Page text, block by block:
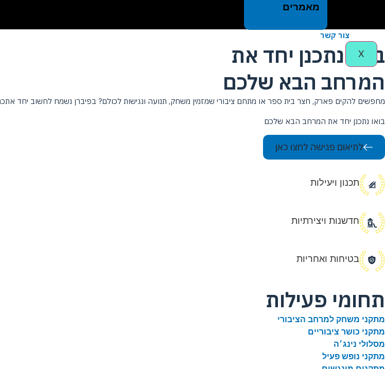
מאמרים
צור קשר
X
בואו נתכנן יחד את
המרחב הבא שלכם
מחפשים להקים פארק, חצר בית ספר או מתחם ציבורי שמזמין משחק, תנועה ונגישות לכולם? בפיברן נשמח לחשוב יחד
בואו נתכנן יחד את המרחב הבא שלכם
לתיאום פגישה לחצו כאן
תכנון ויעילות
חדשנות ויצירתיות
בטיחות ואחריות
תחומי פעילות
מתקני משחק למרחב הציבורי
מתקני כושר ציבוריים
מסלולי נינג׳ה
מתקני נופש פעיל